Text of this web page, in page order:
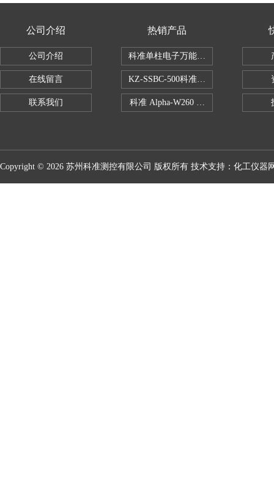
公司介绍
公司介绍
在线留言
联系我们
热销产品
科准单柱电子万能拉力机KZ-SSBC-500
KZ-SSBC-500科准单柱电子万能试验
科准 Alpha-W260 半导体全自动推拉
Copyright © 2026 苏州科准测控有限公司 版权所有 技术支持： 化工仪器